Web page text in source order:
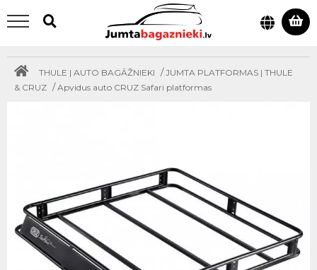
THULE | AUTO BAGĀŽNIEKI /JUMTA PLATFORMAS | THULE
& CRUZ /Apvidus auto CRUZ Safari platformas